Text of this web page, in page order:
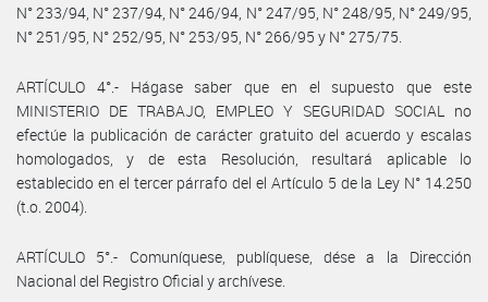
N° 233/94, N° 237/94, N° 246/94, N° 247/95, N° 248/95, N° 249/95,
N° 251/95, N° 252/95, N° 253/95, N° 266/95 y N° 275/75.
ARTÍCULO 4°.- Hágase saber que en el supuesto que este
MINISTERIO DE TRABAJO, EMPLEO Y SEGURIDAD SOCIAL no
efectúe la publicación de carácter gratuito del acuerdo y escalas
homologados, y de esta Resolución, resultará aplicable lo
establecido en el tercer párrafo del el Artículo 5 de la Ley N° 14.250
(t.o. 2004).
ARTÍCULO 5°.- Comuníquese, publíquese, dése a la Dirección
Nacional del Registro Oficial y archívese.